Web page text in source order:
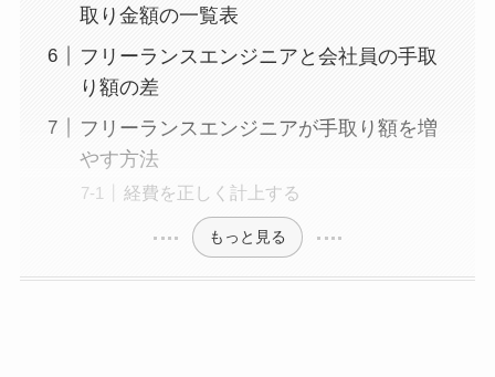
取り金額の一覧表
フリーランスエンジニアと会社員の手取
り額の差
フリーランスエンジニアが手取り額を増
やす方法
経費を正しく計上する
もっと見る